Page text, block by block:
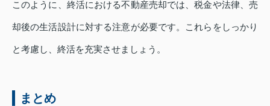
このように、終活における不動産売却では、税金や法律、売
却後の生活設計に対する注意が必要です。これらをしっかり
と考慮し、終活を充実させましょう。
まとめ